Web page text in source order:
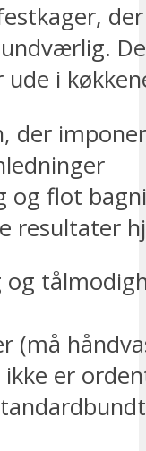
i
der
og flot
resultater
(må
ikke er